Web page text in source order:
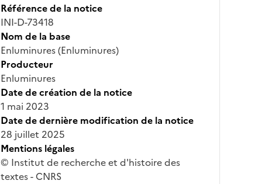
Référence de la notice
INI-D-73418
Nom de la base
Enluminures (Enluminures)
Producteur
Enluminures
Date de création de la notice
1 mai 2023
Date de dernière modification de la notice
28 juillet 2025
Mentions légales
© Institut de recherche et d'histoire des
textes - CNRS